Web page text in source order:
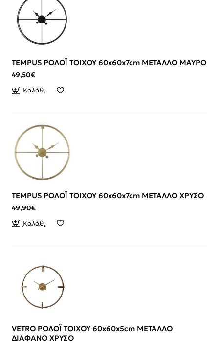
TEMPUS ΡΟΛΟΪ ΤΟΙΧΟΥ 60x60x7cm ΜΕΤΑΛΛΟ ΜΑΥΡΟ
49,50€
Καλάθι
TEMPUS ΡΟΛΟΪ ΤΟΙΧΟΥ 60x60x7cm ΜΕΤΑΛΛΟ ΧΡΥΣΟ
49,90€
Καλάθι
VETRO ΡΟΛΟΪ ΤΟΙΧΟΥ 60x60x5cm ΜΕΤΑΛΛΟ
ΔΙΑΦΑΝΟ ΧΡΥΣΟ